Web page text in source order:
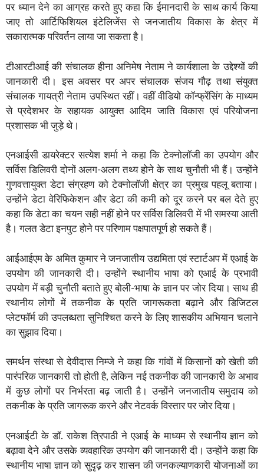
पर ध्यान देने का आग्रह करते हुए कहा कि ईमानदारी के साथ कार्य किया
जाए तो आर्टिफिशियल इंटेलिजेंस से जनजातीय विकास के क्षेत्र में
सकारात्मक परिवर्तन लाया जा सकता है।
टीआरटीआई की संचालक हीना अनिमेष नेताम ने कार्यशाला के उद्देश्यों की
जानकारी दी। इस अवसर पर अपर संचालक संजय गौढ़ तथा संयुक्त
संचालक गायत्री नेताम उपस्थित रहीं। वहीं वीडियो कॉन्फ्रेंसिंग के माध्यम
से प्रदेशभर के सहायक आयुक्त आदिम जाति विकास एवं परियोजना
प्रशासक भी जुड़े थे।
एनआईसी डायरेक्टर सत्येश शर्मा ने कहा कि टेक्नोलॉजी का उपयोग और
सर्विस डिलिवरी दोनों अलग-अलग तथ्य होने के साथ चुनौती भी हैं। उन्होंने
गुणवत्तायुक्त डेटा संग्रहण को टेक्नोलॉजी क्षेत्र का प्रमुख पहलू बताया।
उन्होंने डेटा वेरिफिकेशन और डेटा की कमी को दूर करने पर बल देते हुए
कहा कि डेटा का चयन सही नहीं होने पर सर्विस डिलिवरी में भी समस्या आती
है। गलत डेटा इनपुट होने पर परिणाम पक्षपातपूर्ण हो सकते हैं।
आईआईएम के अमित कुमार ने जनजातीय उद्यमिता एवं स्टार्टअप में एआई के
उपयोग की जानकारी दी। उन्होंने स्थानीय भाषा को एआई के प्रभावी
उपयोग में बड़ी चुनौती बताते हुए बोली-भाषा के ज्ञान पर जोर दिया। साथ ही
स्थानीय लोगों में तकनीक के प्रति जागरूकता बढ़ाने और डिजिटल
प्लेटफॉर्म की उपलब्धता सुनिश्चित करने के लिए शासकीय अभियान चलाने
का सुझाव दिया।
समर्थन संस्था से देवीदास निम्जे ने कहा कि गांवों में किसानों को खेती की
पारंपरिक जानकारी तो होती है, लेकिन नई तकनीक की जानकारी के अभाव
में कुछ लोगों पर निर्भरता बढ़ जाती है। उन्होंने जनजातीय समुदाय को
तकनीक के प्रति जागरूक करने और नेटवर्क विस्तार पर जोर दिया।
एनआईटी के डॉ. राकेश त्रिपाठी ने एआई के माध्यम से स्थानीय ज्ञान को
बढ़ावा देने और उसके व्यवहारिक उपयोग की जानकारी दी। उन्होंने कहा कि
स्थानीय भाषा ज्ञान को सुदृढ़ कर शासन की जनकल्याणकारी योजनाओं का